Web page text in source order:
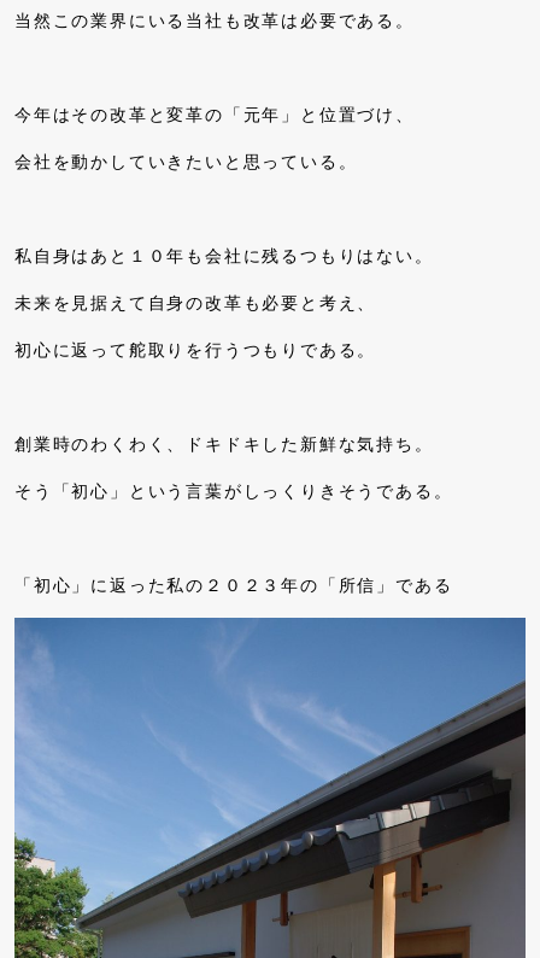
当然この業界にいる当社も改革は必要である。
今年はその改革と変革の「元年」と位置づけ、
会社を動かしていきたいと思っている。
私自身はあと１０年も会社に残るつもりはない。
未来を見据えて自身の改革も必要と考え、
初心に返って舵取りを行うつもりである。
創業時のわくわく、ドキドキした新鮮な気持ち。
そう「初心」という言葉がしっくりきそうである。
「初心」に返った私の２０２３年の「所信」である